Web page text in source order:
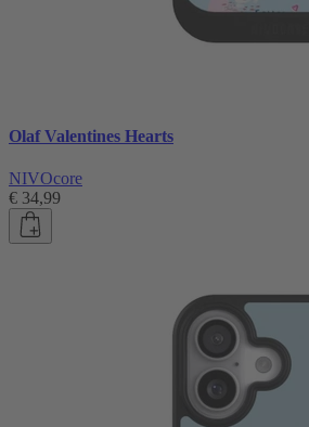
Olaf Valentines Hearts
NIVOcore
€ 34,99